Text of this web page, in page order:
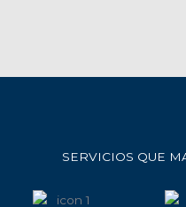
SERVICIOS QUE